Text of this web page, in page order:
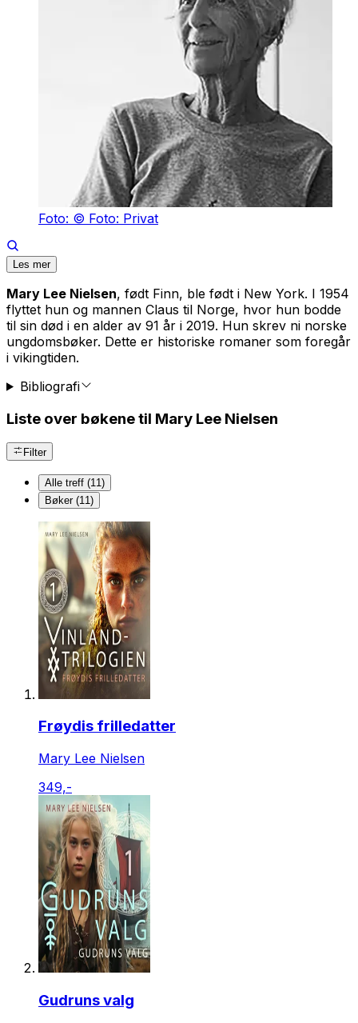
Foto: © Foto: Privat
Les mer
Mary Lee Nielsen, født Finn, ble født i New York. I 1954
flyttet hun og mannen Claus til Norge, hvor hun bodde
til sin død i en alder av 91 år i 2019. Hun skrev ni norske
ungdomsbøker. Dette er historiske romaner som foregår
i vikingtiden.
Bibliografi
Liste over bøkene til Mary Lee Nielsen
Filter
Alle treff (11)
Bøker (11)
Frøydis frilledatter
Mary Lee Nielsen
349,-
Gudruns valg